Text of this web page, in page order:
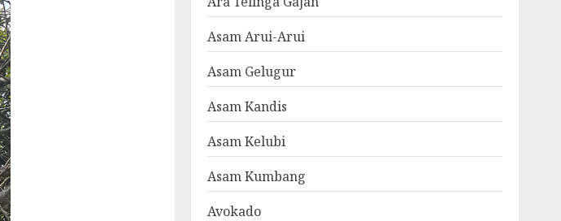
Asam Arui-Arui
Asam Gelugur
Asam Kandis
Asam Kelubi
Asam Kumbang
Avokado